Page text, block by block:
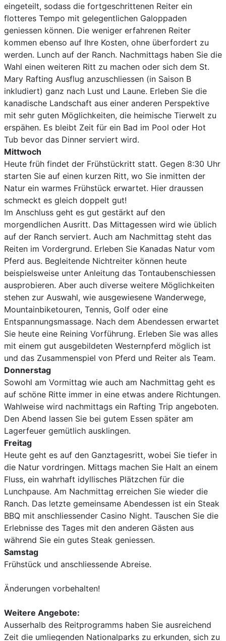
eingeteilt, sodass die fortgeschrittenen Reiter ein
flotteres Tempo mit gelegentlichen Galoppaden
geniessen können. Die weniger erfahrenen Reiter
kommen ebenso auf Ihre Kosten, ohne überfordert zu
werden. Lunch auf der Ranch. Nachmittags haben Sie die
Wahl einen weiteren Ritt zu machen oder sich dem St.
Mary Rafting Ausflug anzuschliessen (in Saison B
inkludiert) ganz nach Lust und Laune. Erleben Sie die
kanadische Landschaft aus einer anderen Perspektive
mit sehr guten Möglichkeiten, die heimische Tierwelt zu
erspähen. Es bleibt Zeit für ein Bad im Pool oder Hot
Tub bevor das Dinner serviert wird.
Mittwoch
Heute früh findet der Frühstückritt statt. Gegen 8:30 Uhr
starten Sie auf einen kurzen Ritt, wo Sie inmitten der
Natur ein warmes Frühstück erwartet. Hier draussen
schmeckt es gleich doppelt gut!
Im Anschluss geht es gut gestärkt auf den
morgendlichen Ausritt. Das Mittagessen wird wie üblich
auf der Ranch serviert. Auch am Nachmittag steht das
Reiten im Vordergrund. Erleben Sie Kanadas Natur vom
Pferd aus. Begleitende Nichtreiter können heute
beispielsweise unter Anleitung das Tontaubenschiessen
ausprobieren. Aber auch diverse weitere Möglichkeiten
stehen zur Auswahl, wie ausgewiesene Wanderwege,
Mountainbiketouren, Tennis, Golf oder eine
Entspannungsmassage. Nach dem Abendessen erwartet
Sie heute eine Reining Vorführung. Erleben Sie was alles
mit einem gut ausgebildeten Westernpferd möglich ist
und das Zusammenspiel von Pferd und Reiter als Team.
Donnerstag
Sowohl am Vormittag wie auch am Nachmittag geht es
auf schöne Ritte immer in eine etwas andere Richtungen.
Wahlweise wird nachmittags ein Rafting Trip angeboten.
Den Abend lassen Sie bei gutem Essen später am
Lagerfeuer gemütlich ausklingen.
Freitag
Heute geht es auf den Ganztagesritt, wobei Sie tiefer in
die Natur vordringen. Mittags machen Sie Halt an einem
Fluss, ein wahrhaft idyllisches Plätzchen für die
Lunchpause. Am Nachmittag erreichen Sie wieder die
Ranch. Das letzte gemeinsame Abendessen ist ein Steak
BBQ mit anschliessender Casino Night. Tauschen Sie die
Erlebnisse des Tages mit den anderen Gästen aus
während Sie ein gutes Steak geniessen.
Samstag
Frühstück und anschliessende Abreise.
Änderungen vorbehalten!
Weitere Angebote:
Ausserhalb des Reitprogramms haben Sie ausreichend
Zeit die umliegenden Nationalparks zu erkunden, sich zu